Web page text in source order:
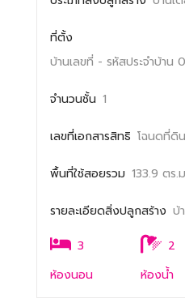
ที่ตั้ง
บ้านเลขที่ - รหัสประจำบ้าน 0
จำนวนชั้น 1
เลขที่เอกสารสิทธิ โฉนดที่ดิ
พื้นที่ใช้สอยรวม 133.9 ตร.
รายละเอียดสิ่งปลูกสร้าง บ้
3
ห้องนอน
2
ห้องน้ำ